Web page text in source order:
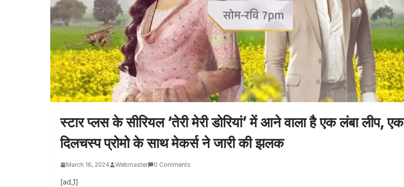
स्टार प्लस के सीरियल ‘तेरी मेरी डोरियां’ में आने वाला है एक लंबा लीप, एक
दिलचस्प प्रोमो के साथ मेकर्स ने जारी की झलक
March 16, 2024 Webmaster 0 Comments
[ad_1]